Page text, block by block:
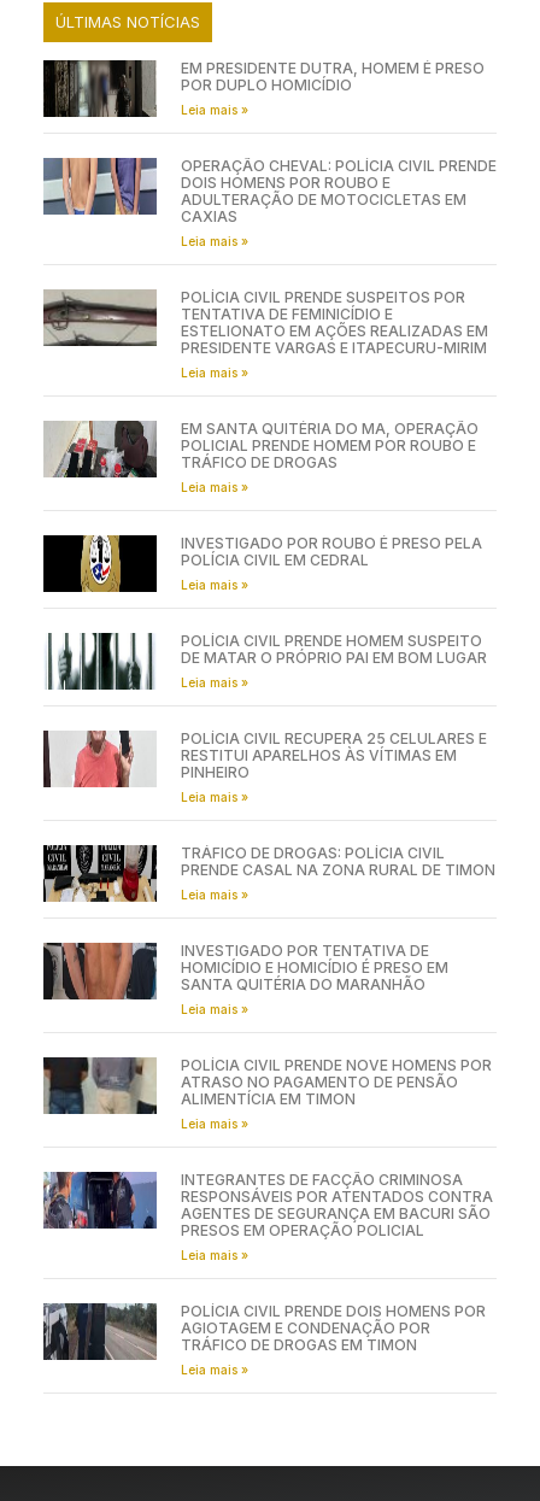
ÚLTIMAS NOTÍCIAS
EM PRESIDENTE DUTRA, HOMEM É PRESO
POR DUPLO HOMICÍDIO
Leia mais »
OPERAÇÃO CHEVAL: POLÍCIA CIVIL PRENDE
DOIS HOMENS POR ROUBO E
ADULTERAÇÃO DE MOTOCICLETAS EM
CAXIAS
Leia mais »
POLÍCIA CIVIL PRENDE SUSPEITOS POR
TENTATIVA DE FEMINICÍDIO E
ESTELIONATO EM AÇÕES REALIZADAS EM
PRESIDENTE VARGAS E ITAPECURU-MIRIM
Leia mais »
EM SANTA QUITÉRIA DO MA, OPERAÇÃO
POLICIAL PRENDE HOMEM POR ROUBO E
TRÁFICO DE DROGAS
Leia mais »
INVESTIGADO POR ROUBO É PRESO PELA
POLÍCIA CIVIL EM CEDRAL
Leia mais »
POLÍCIA CIVIL PRENDE HOMEM SUSPEITO
DE MATAR O PRÓPRIO PAI EM BOM LUGAR
Leia mais »
POLÍCIA CIVIL RECUPERA 25 CELULARES E
RESTITUI APARELHOS ÀS VÍTIMAS EM
PINHEIRO
Leia mais »
TRÁFICO DE DROGAS: POLÍCIA CIVIL
PRENDE CASAL NA ZONA RURAL DE TIMON
Leia mais »
INVESTIGADO POR TENTATIVA DE
HOMICÍDIO E HOMICÍDIO É PRESO EM
SANTA QUITÉRIA DO MARANHÃO
Leia mais »
POLÍCIA CIVIL PRENDE NOVE HOMENS POR
ATRASO NO PAGAMENTO DE PENSÃO
ALIMENTÍCIA EM TIMON
Leia mais »
INTEGRANTES DE FACÇÃO CRIMINOSA
RESPONSÁVEIS POR ATENTADOS CONTRA
AGENTES DE SEGURANÇA EM BACURI SÃO
PRESOS EM OPERAÇÃO POLICIAL
Leia mais »
POLÍCIA CIVIL PRENDE DOIS HOMENS POR
AGIOTAGEM E CONDENAÇÃO POR
TRÁFICO DE DROGAS EM TIMON
Leia mais »